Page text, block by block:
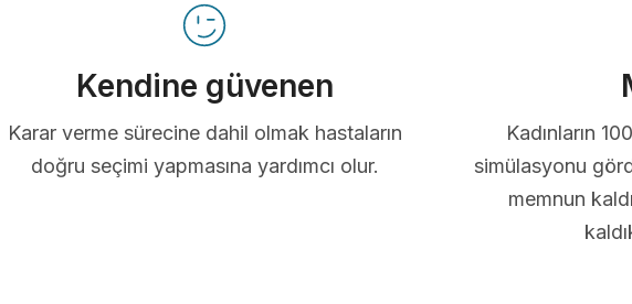
Kendine güvenen
Karar verme sürecine dahil olmak hastaların
doğru seçimi yapmasına yardımcı olur.
Kadınların
simülasyonu
memnun